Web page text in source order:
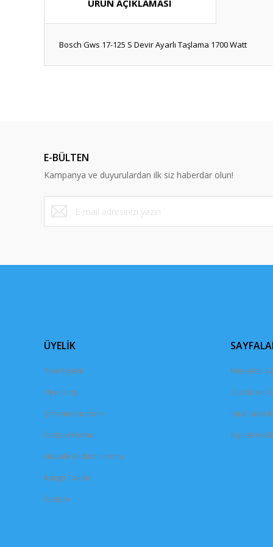
ÜRÜN AÇIKLAMASI
Bosch Gws 17-125 S Devir Ayarlı Taşlama 1700 Watt
Ürün bilgilerinde hatalar bulunuyor.
Ürün fiyatı diğer sitelerden daha pahalı.
Bu ürüne benzer farklı alternatifler olmalı.
E-BÜLTEN
Kampanya ve duyurulardan ilk siz haberdar olun!
ÜYELİK
Yeni Üyelik
Üye Girişi
Şifremi Unuttum
İletişim Formu
Havale Bildirim Formu
Kargo Takibi
İletişim
Mesafeli
Gizlilik ve
İptal İade
Kişisel